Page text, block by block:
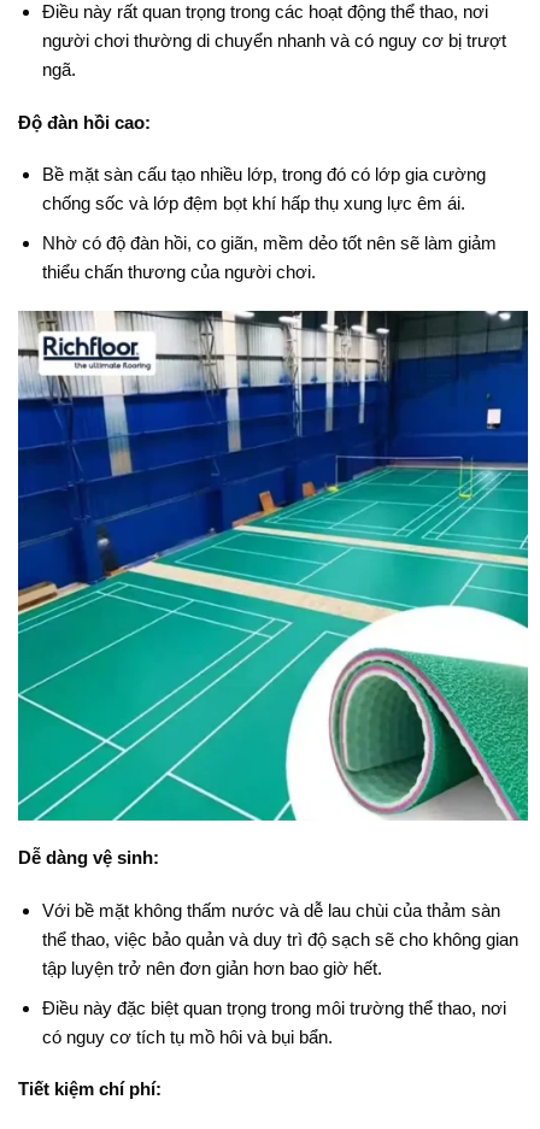
Điều này rất quan trọng trong các hoạt động thể thao, nơi
người chơi thường di chuyển nhanh và có nguy cơ bị trượt
ngã.
Độ đàn hồi cao:
Bề mặt sàn cấu tạo nhiều lớp, trong đó có lớp gia cường
chống sốc và lớp đệm bọt khí hấp thụ xung lực êm ái.
Nhờ có độ đàn hồi, co giãn, mềm dẻo tốt nên sẽ làm giảm
thiểu chấn thương của người chơi.
Dễ dàng vệ sinh:
Với bề mặt không thấm nước và dễ lau chùi của thảm sàn
thể thao, việc bảo quản và duy trì độ sạch sẽ cho không gian
tập luyện trở nên đơn giản hơn bao giờ hết.
Điều này đặc biệt quan trọng trong môi trường thể thao, nơi
có nguy cơ tích tụ mồ hôi và bụi bẩn.
Tiết kiệm chí phí: